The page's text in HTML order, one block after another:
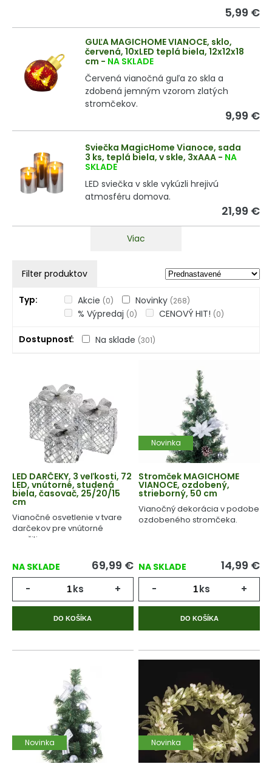
5,99 €
GUĽA MAGICHOME VIANOCE, sklo,
červená, 10xLED teplá biela, 12x12x18
cm - NA SKLADE
Červená vianočná guľa zo skla a
zdobená jemným vzorom zlatých
stromčekov.
9,99 €
Sviečka MagicHome Vianoce, sada
3 ks, teplá biela, v skle, 3xAAA - NA
SKLADE
LED sviečka v skle vykúzli hrejivú
atmosféru domova.
21,99 €
Viac
Filter produktov
Typ Akcie (0) Novinky (268)
% Výpredaj (0) CENOVÝ HIT! (0)
Dostupnosť Na sklade (301)
LED DARČEKY, 3 veľkosti, 72
LED, vnútorné, studená
biela, časovač, 25/20/15
cm
Vianočné osvetlenie v tvare
darčekov pre vnútorné
použitie.
NA SKLADE 69,99 €
- ks +
DO KOŠÍKA
Novinka
Stromček MAGICHOME
VIANOCE, ozdobený,
strieborný, 50 cm
Vianočný dekorácia v podobe
ozdobeného stromčeka.
NA SKLADE 14,99 €
- ks +
DO KOŠÍKA
Novinka Novinka